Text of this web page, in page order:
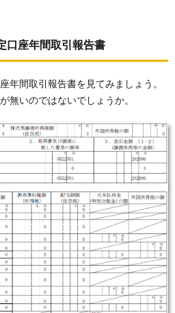
口座年間取引報告書
年間取引報告書を見てみましょう。
無いのではないでしょうか。